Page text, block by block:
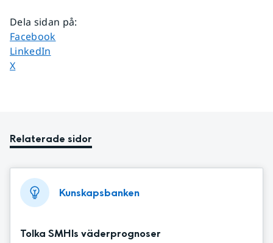
Dela sidan på:
Dela sidan på
Facebook
Dela sidan på
LinkedIn
Dela sidan på
X
Relaterade sidor
Kunskapsbanken
Tolka SMHIs väderprognoser